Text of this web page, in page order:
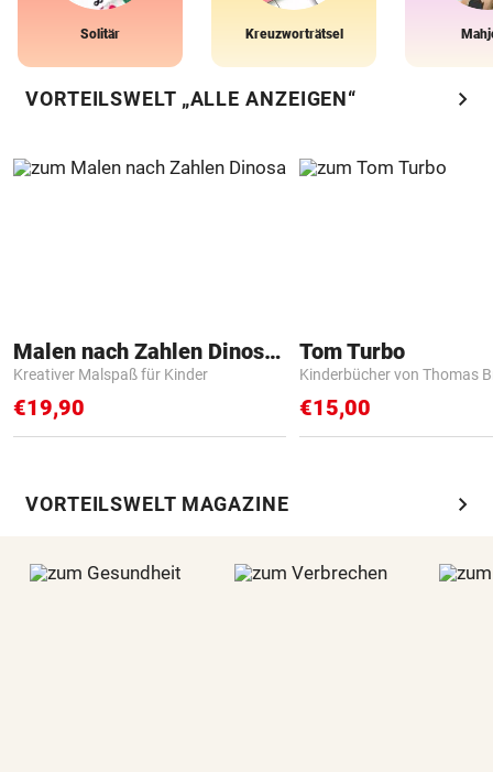
Solitär Kreuzworträtsel
VORTEILSWELT „ALLE ANZEIGEN“ chevron_right
Malen nach Zahlen Dinosaurier
Kreativer Malspaß für Kinder
€19,90
Tom Turbo
Kinderbücher von Thomas
€15,00
VORTEILSWELT MAGAZINE chevron_right